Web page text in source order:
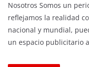
Nosotros Somos un
reflejamos la realidad
nacional y mundial,
un espacio publicitario